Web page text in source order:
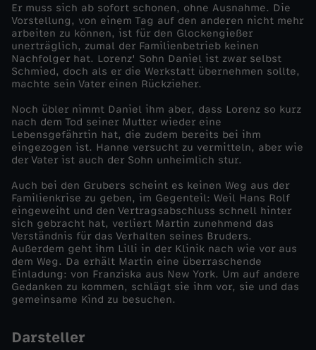
d
(
2
)
Er muss sich ab sofort schonen, ohne Ausnahme. Die
Vorstellung, von einem Tag auf den anderen nicht mehr
arbeiten zu können, ist für den Glockengießer
unerträglich, zumal der Familienbetrieb keinen
Nachfolger hat. Lorenz' Sohn Daniel ist zwar selbst
Schmied, doch als er die Werkstatt übernehmen sollte,
machte sein Vater einen Rückzieher.
Noch übler nimmt Daniel ihm aber, dass Lorenz so kurz
nach dem Tod seiner Mutter wieder eine
Lebensgefährtin hat, die zudem bereits bei ihm
eingezogen ist. Hanne versucht zu vermitteln, aber wie
der Vater ist auch der Sohn unheimlich stur.
Auch bei den Grubers scheint es keinen Weg aus der
Familienkrise zu geben, im Gegenteil: Weil Hans Rolf
eingeweiht und den Vertragsabschluss schnell hinter
sich gebracht hat, verliert Martin zunehmend das
Verständnis für das Verhalten seines Bruders.
Außerdem geht ihm Lilli in der Klinik nach wie vor aus
dem Weg. Da erhält Martin eine überraschende
Einladung: von Franziska aus New York. Um auf andere
Gedanken zu kommen, schlägt sie ihm vor, sie und das
gemeinsame Kind zu besuchen.
Darsteller